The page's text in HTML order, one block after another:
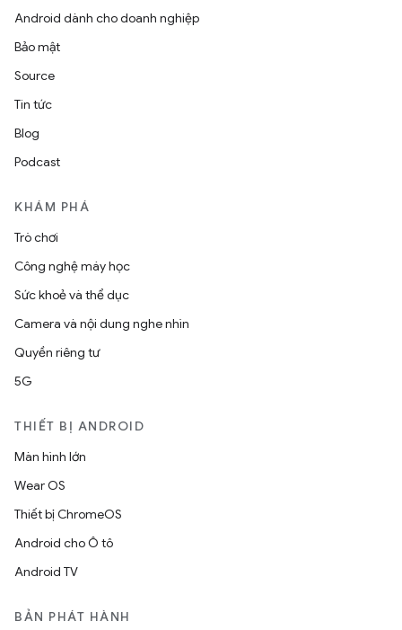
Android dành cho doanh nghiệp
Bảo mật
Source
Tin tức
Blog
Podcast
KHÁM PHÁ
Trò chơi
Công nghệ máy học
Sức khoẻ và thể dục
Camera và nội dung nghe nhìn
Quyền riêng tư
5G
THIẾT BỊ ANDROID
Màn hình lớn
Wear OS
Thiết bị ChromeOS
Android cho Ô tô
Android TV
BẢN PHÁT HÀNH